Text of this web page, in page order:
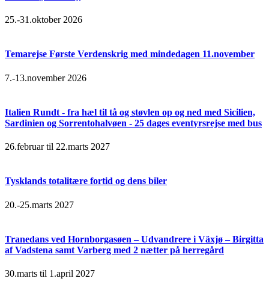
25.-31.oktober 2026
Temarejse Første Verdenskrig med mindedagen 11.november
7.-13.november 2026
Italien Rundt - fra hæl til tå og støvlen op og ned med Sicilien,
Sardinien og Sorrentohalvøen - 25 dages eventyrsrejse med bus
26.februar til 22.marts 2027
Tysklands totalitære fortid og dens biler
20.-25.marts 2027
Tranedans ved Hornborgasøen – Udvandrere i Växjø – Birgitta
af Vadstena samt Varberg med 2 nætter på herregård
30.marts til 1.april 2027